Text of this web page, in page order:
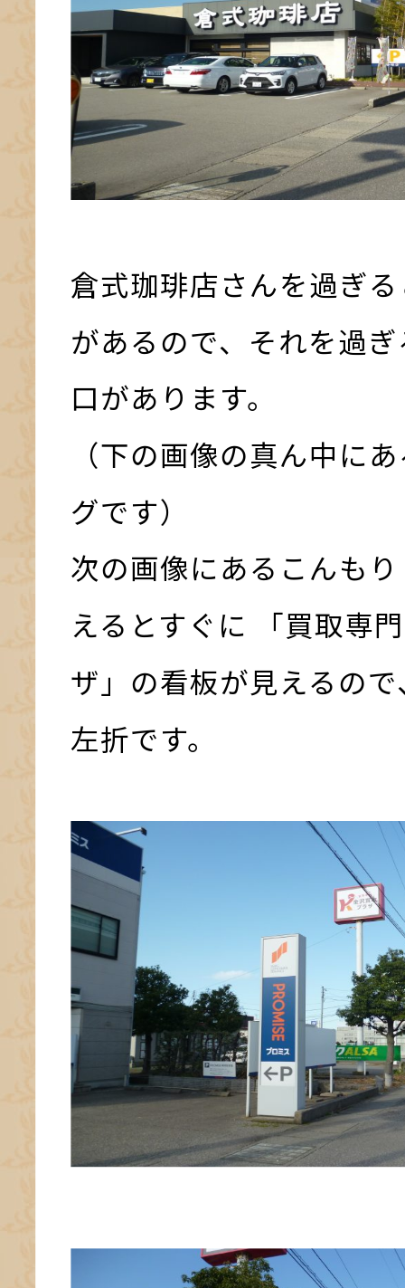
倉式珈琲店さんを過ぎ
があるので、それを過
口があります。
（下の画像の真ん中に
グです）
次の画像にあるこんも
えるとすぐに 「買取専
ザ」の看板が見えるの
左折です。